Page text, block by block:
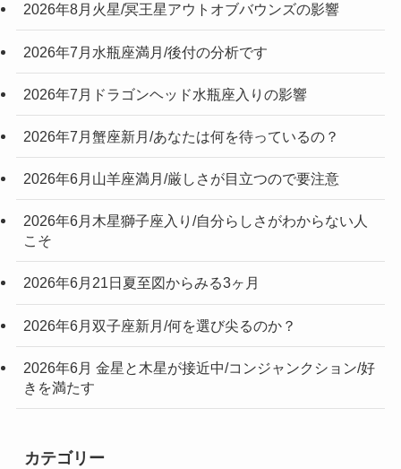
2026年8月火星/冥王星アウトオブバウンズの影響
2026年7月水瓶座満月/後付の分析です
2026年7月ドラゴンヘッド水瓶座入りの影響
2026年7月蟹座新月/あなたは何を待っているの？
2026年6月山羊座満月/厳しさが目立つので要注意
2026年6月木星獅子座入り/自分らしさがわからない人
こそ
2026年6月21日夏至図からみる3ヶ月
2026年6月双子座新月/何を選び尖るのか？
2026年6月 金星と木星が接近中/コンジャンクション/好
きを満たす
カテゴリー